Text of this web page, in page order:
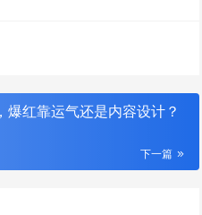
红靠运气还是内容设计？
下一篇